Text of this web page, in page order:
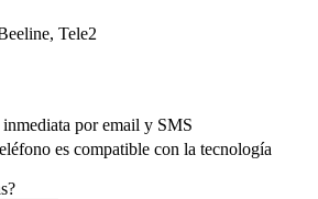
Tele2
inmediata por email y SMS
es compatible con la tecnología